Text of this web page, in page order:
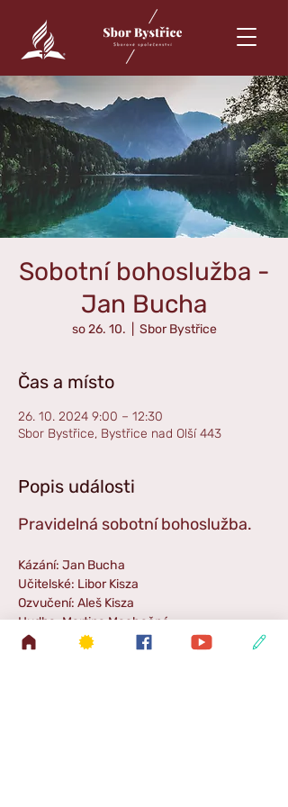
Sobotní bohoslužba -
Jan Bucha
so 26. 10. Sbor Bystřice
Čas a místo
26. 10. 2024 9:00 – 12:30
Sbor Bystřice, Bystřice nad Olší 443
Popis události
Pravidelná sobotní bohoslužba.
Kázání: Jan Bucha
Učitelské: Libor Kisza
Ozvučení: Aleš Kisza
Hudba: Martina Machačná
Příběh pro děti: Martin Kremla